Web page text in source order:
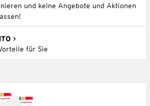
und keine Angebote und Aktionen
für Sie